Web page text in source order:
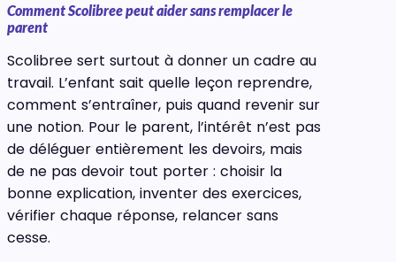
Comment Scolibree peut aider sans remplacer le
parent
Scolibree sert surtout à donner un cadre au
travail. L’enfant sait quelle leçon reprendre,
comment s’entraîner, puis quand revenir sur
une notion. Pour le parent, l’intérêt n’est pas
de déléguer entièrement les devoirs, mais
de ne pas devoir tout porter : choisir la
bonne explication, inventer des exercices,
vérifier chaque réponse, relancer sans
cesse.